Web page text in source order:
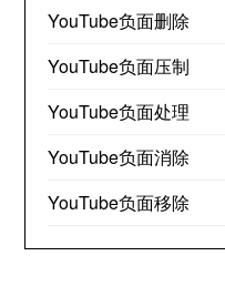
YouTube负面删除
YouTube负面压制
YouTube负面处理
YouTube负面消除
YouTube负面移除